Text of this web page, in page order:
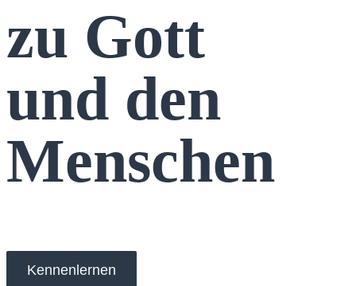
zu Gott
und den
Menschen
Kennenlernen